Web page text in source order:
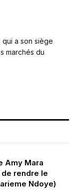
qui a son siège
marchés du
Amy Mara
rendre le
Ndoye)